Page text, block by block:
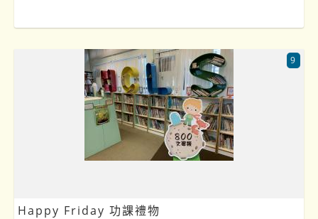
Happy Friday 功課禮物
9